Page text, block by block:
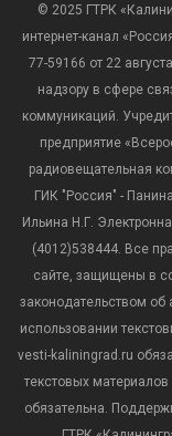
© 2025 ГТРК
интернет-канал
77-59166 от 22
надзору в сфере
коммуникаций.
предприятие
радиовещательная
ГИК "Россия" -
Ильина Н.Г.
(4012)538444. Все
сайте, защищены в
законодательством
использовании
vesti-kaliningrad.ru
текстовых
обязательна.